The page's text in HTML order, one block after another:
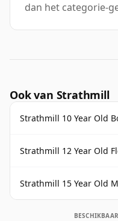
dan het categorie-
Ook van Strathmill
Strathmill 10 Year Old
Strathmill 12 Year Old
Strathmill 15 Year Old